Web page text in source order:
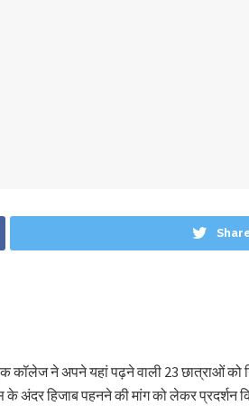
कॉलेज ने अपने यहां पढ़ने वाली 23 छात्राओं
हिजाब पहनने की मांग को लेकर प्रदर्शन